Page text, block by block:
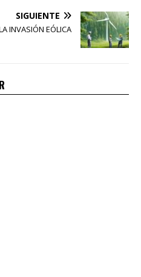
SIGUIENTE
INVASIÓN EÓLICA